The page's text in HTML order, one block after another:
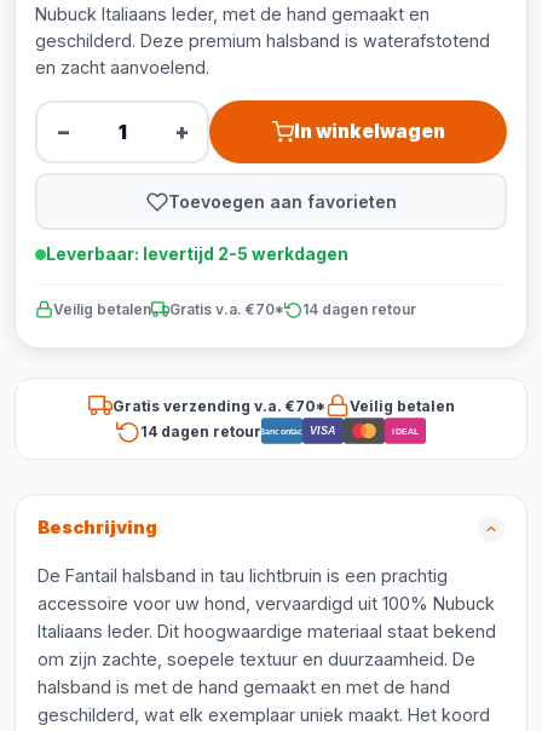
Nubuck Italiaans leder, met de hand gemaakt en
geschilderd. Deze premium halsband is waterafstotend
en zacht aanvoelend.
− + In winkelwagen
Toevoegen aan favorieten
Leverbaar: levertijd 2-5 werkdagen
Veilig betalen Gratis v.a. €70* 14 dagen retour
Gratis verzending v.a. €70*
Veilig betalen
14 dagen retourBancontact VISA iDEAL
Beschrijving
De Fantail halsband in tau lichtbruin is een prachtig
accessoire voor uw hond, vervaardigd uit 100% Nubuck
Italiaans leder. Dit hoogwaardige materiaal staat bekend
om zijn zachte, soepele textuur en duurzaamheid. De
halsband is met de hand gemaakt en met de hand
geschilderd, wat elk exemplaar uniek maakt. Het koord